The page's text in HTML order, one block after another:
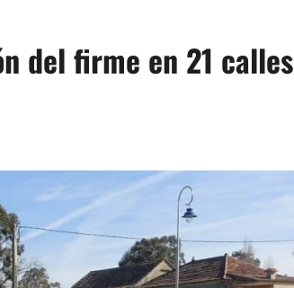
del firme en 21 calles